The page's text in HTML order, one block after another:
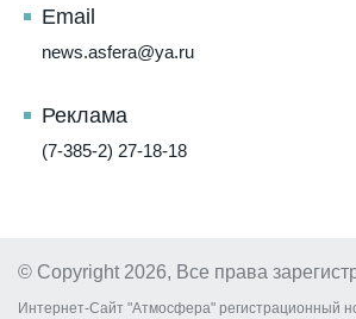
Email
news.asfera@ya.ru
Реклама
(7-385-2) 27-18-18
© Copyright 2026, Все права
Интернет-Сайт "Атмосфера" регистрационный